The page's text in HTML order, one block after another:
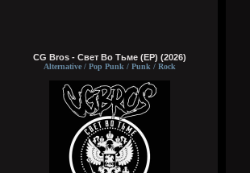
CG Bros - Свет Во Тьме (EP) (2026)
Alternative / Pop Punk / Punk / Rock